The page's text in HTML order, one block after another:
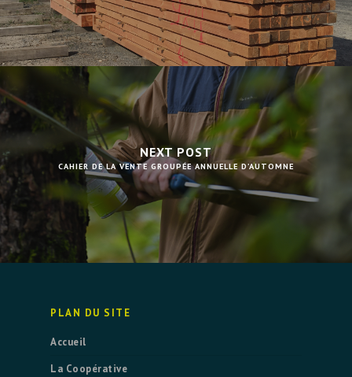
NEXT POST
CAHIER DE LA VENTE GROUPÉE ANNUELLE D’AUTOMNE
PLAN DU SITE
Accueil
La Coopérative